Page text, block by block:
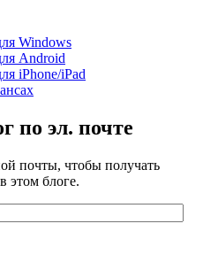
Windows
Android
iPhone/iPad
по эл. почте
почты, чтобы получать
этом блоге.